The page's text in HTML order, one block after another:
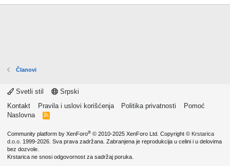
Članovi
Svetli stil
Srpski
Kontakt
Pravila i uslovi korišćenja Politika privatnosti
Pomoć
Naslovna
R
Community platform by XenForo® © 2010-2025 XenForo Ltd. Copyright © Krstarica
d.o.o. 1999-2026. Sva prava zadržana. Zabranjena je reprodukcija u celini i u delovima
bez dozvole.
Krstarica ne snosi odgovornost za sadržaj poruka.